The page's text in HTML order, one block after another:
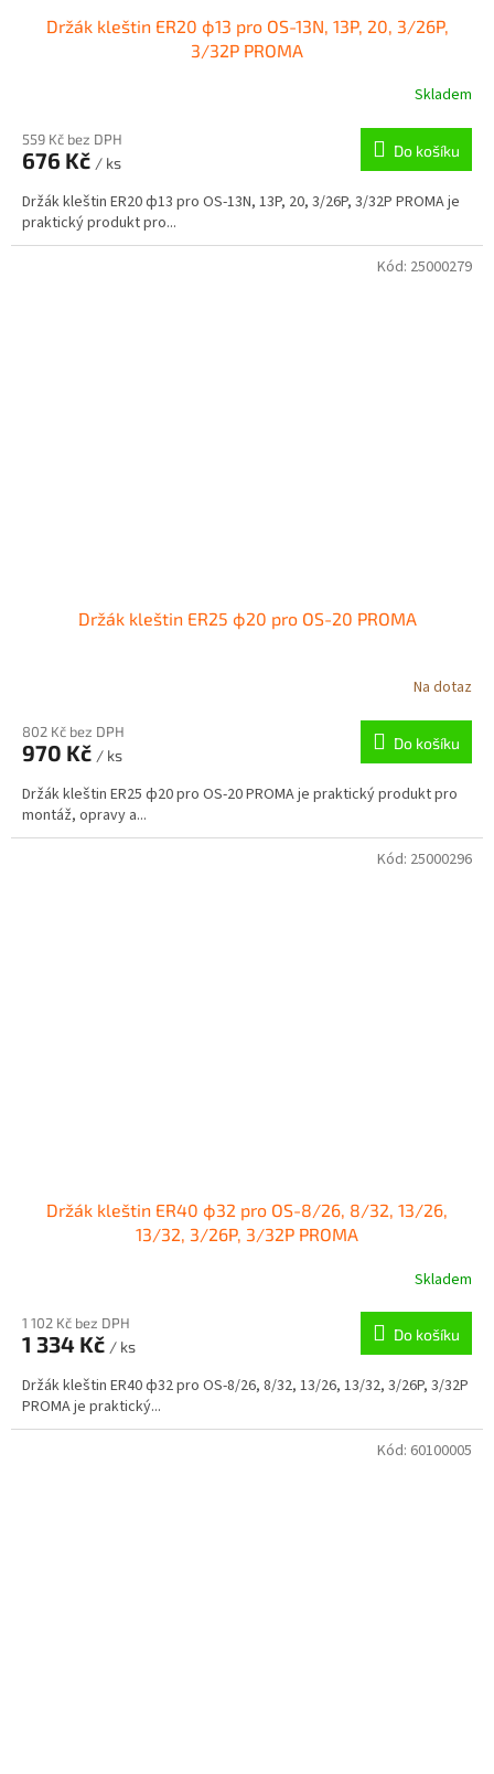
Držák kleštin ER20 ф13 pro OS-13N, 13P, 20, 3/26P,
3/32P PROMA
Skladem
559 Kč bez DPH
676 Kč / ks
Do košíku
Držák kleštin ER20 ф13 pro OS-13N, 13P, 20, 3/26P, 3/32P PROMA je
praktický produkt pro...
Držák kleštin ER25 ф20 pro OS-20 PROMA
Na dotaz
802 Kč bez DPH
970 Kč / ks
Do košíku
Držák kleštin ER25 ф20 pro OS-20 PROMA je praktický produkt pro
montáž, opravy a...
Kód: 25000279
Držák kleštin ER40 ф32 pro OS-8/26, 8/32, 13/26,
13/32, 3/26P, 3/32P PROMA
Skladem
1 102 Kč bez DPH
1 334 Kč / ks
Do košíku
Držák kleštin ER40 ф32 pro OS-8/26, 8/32, 13/26, 13/32, 3/26P, 3/32P
PROMA je praktický...
Kód: 25000296
Kód: 60100005